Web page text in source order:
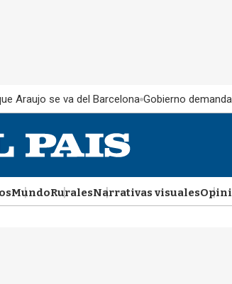
Araujo se va del Barcelona Gobierno
MundoRuralesNarrativas visuales